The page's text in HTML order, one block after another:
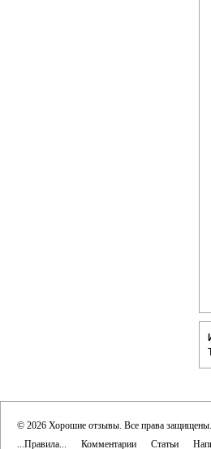
© 2026 Хорошие отзывы. Все права защищены.
...Правила...
Комментарии Статьи